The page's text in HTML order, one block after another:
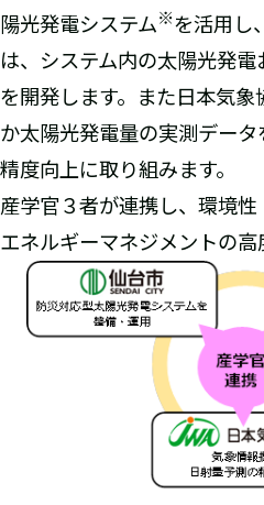
陽光発電システム※を活用し
は、システム内の太陽光発
を開発します。また日本気
か太陽光発電量の実測デー
精度向上に取り組みます。
産学官３者が連携し、環境
エネルギーマネジメントの高